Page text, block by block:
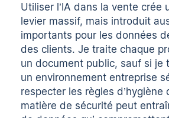
Utiliser l’IA dans la vente crée
levier massif, mais introduit
importants pour les données
des clients. Je traite chaque
un document public, sauf si je
un environnement entreprise
respecter les règles d’hygiène
matière de sécurité peut